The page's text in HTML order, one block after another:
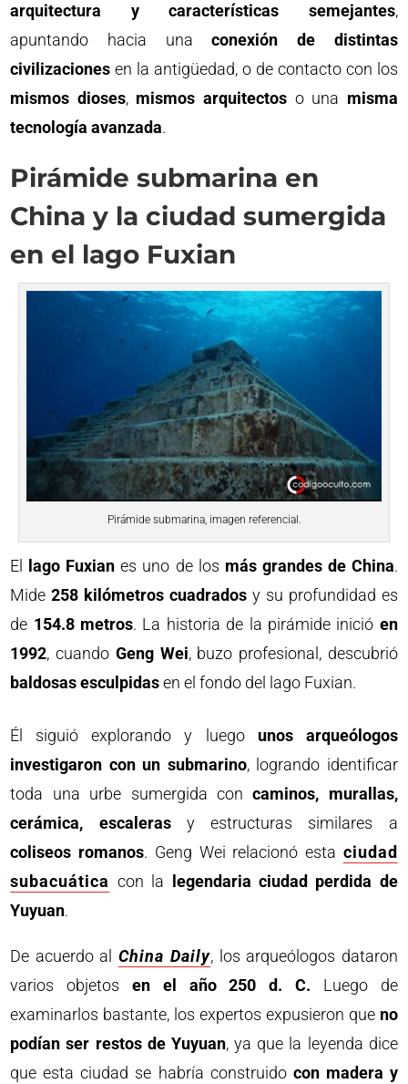
arquitectura y características semejantes,
apuntando hacia unaconexión de distintas
civilizaciones en la antigüedad, o de contacto con los
mismos dioses, mismos arquitectos o una misma
tecnología avanzada.
Pirámide submarina en
China y la ciudad sumergida
en el lago Fuxian
Pirámide submarina, imagen referencial.
El lago Fuxian es uno de los más grandes de China.
Mide258 kilómetros cuadrados y su profundidad es
de 154.8 metros. La historia de la pirámide inició en
1992, cuando Geng Wei, buzo profesional, descubrió
baldosas esculpidasen el fondo del lago Fuxian.
Él siguió explorando y luego unos arqueólogos
investigaron con un submarino, logrando identificar
toda una urbe sumergida concaminos, murallas,
cerámica, escalerasy estructuras similares a
coliseos romanos. Geng Wei relacionó esta ciudad
subacuática con la
legendaria ciudad perdida de
Yuyuan.
De acuerdo al China Daily, los arqueólogos dataron
varios objetos en el año 250 d. C. Luego de
examinarlos bastante, los expertos expusieron que no
podían ser restos de Yuyuan, ya que la leyenda dice
que esta ciudad se habría construido con madera y